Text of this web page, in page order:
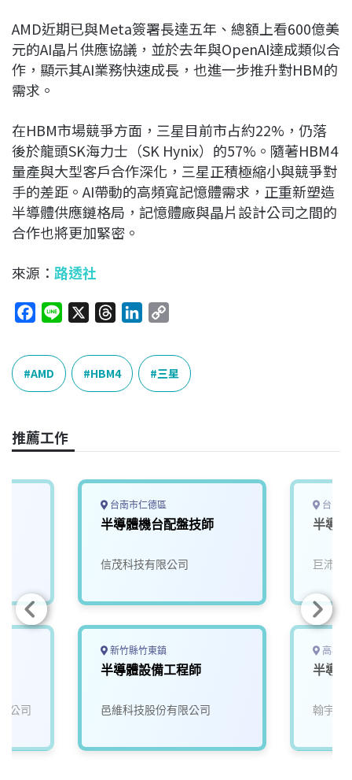
AMD近期已與Meta簽署長達五年、總額上看600億美
元的AI晶片供應協議，並於去年與OpenAI達成類似合
作，顯示其AI業務快速成長，也進一步推升對HBM的
需求。
在HBM市場競爭方面，三星目前市占約22%，仍落
後於龍頭SK海力士（SK Hynix）的57%。隨著HBM4
量產與大型客戶合作深化，三星正積極縮小與競爭對
手的差距。AI帶動的高頻寬記憶體需求，正重新塑造
半導體供應鏈格局，記憶體廠與晶片設計公司之間的
合作也將更加緊密。
來源： 路透社
c
e
b
o
k
e
r
e
a
n
e
n
p
y
L
k
AMD HBM4 三星
推薦工作
公司
台南市仁德區
半導體機台配盤技師
信茂科技有限公司
新竹縣竹東鎮
半導體設備工程師
邑維科技股份有限公司
台中
半導
巨沛股
高雄
半導
翰宇電